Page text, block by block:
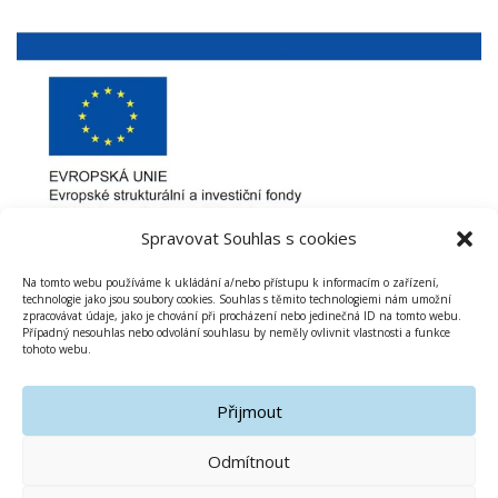
Spravovat Souhlas s cookies
Na tomto webu používáme k ukládání a/nebo přístupu k informacím o zařízení,
technologie jako jsou soubory cookies. Souhlas s těmito technologiemi nám umožní
zpracovávat údaje, jako je chování při procházení nebo jedinečná ID na tomto webu.
Případný nesouhlas nebo odvolání souhlasu by neměly ovlivnit vlastnosti a funkce
tohoto webu.
Přijmout
Odmítnout